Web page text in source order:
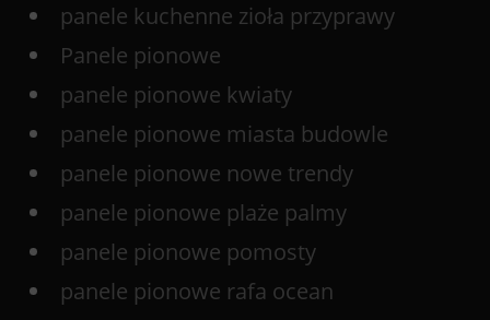
panele kuchenne zioła przyprawy
Panele pionowe
panele pionowe kwiaty
panele pionowe miasta budowle
panele pionowe nowe trendy
panele pionowe plaże palmy
panele pionowe pomosty
panele pionowe rafa ocean